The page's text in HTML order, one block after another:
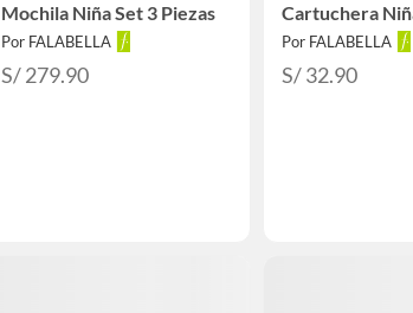
Mochila Niña Set 3 Piezas
Por FALABELLA
S/ 279.90
Cartuchera
Por FALABELLA
S/ 32.90